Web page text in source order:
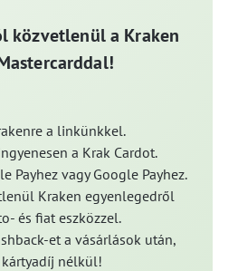
közvetlenül a Kraken
a linkünkkel.
a Krak Cardot.
Payhez vagy Google Payhez.
Kraken egyenlegedről
és fiat eszközzel.
et a vásárlások után,
kártyadíj nélkül!